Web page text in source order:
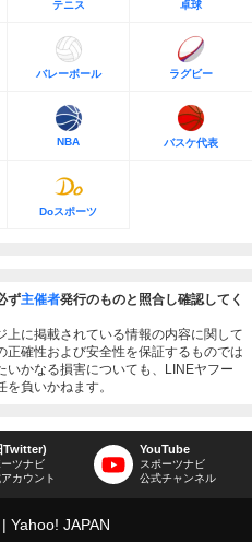
テニス 卓球
バレーボール ラグビー
NBA バスケ代表
Doスポーツ
ず主催者発行のものと照合し確認してく
に掲載されている情報の内容に関して
確性および安全性を保証するものでは
かなる損害についても、LINEヤフー
負いかねます。
Twitter)
ツナビ
カウント
YouTube
スポーツナビ
公式チャンネル
Yahoo! JAPAN